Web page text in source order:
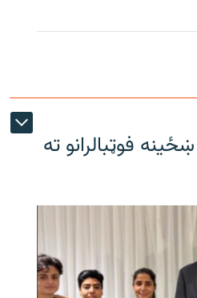
فوټبالرانو ته